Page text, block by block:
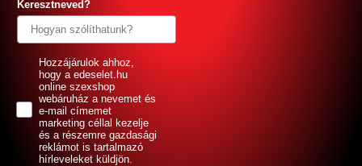
Keresztneved?
GDPRHozzájárulok ahhoz,
hogy a edeselet.hu
online szexshop
webáruház a nevemet és
e-mail címemet
marketing céllal kezelje
és a részemre gazdasági
reklámot is tartalmazó
hírleveleket küldjön.